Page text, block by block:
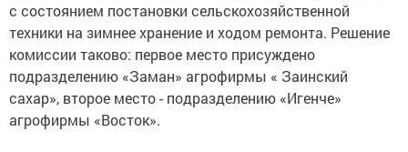
с состоянием постановки сельскохозяйственной
техники на зимнее хранение и ходом ремонта. Решение
комиссии таково: первое место присуждено
подразделению «Заман» агрофирмы « Заинский
сахар», второе место - подразделению «Игенче»
агрофирмы «Восток».